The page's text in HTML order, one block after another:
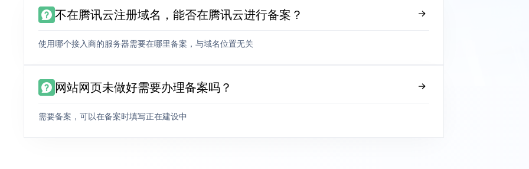
不在腾讯云注册域名，能否在腾讯云进行备案？
使用哪个接入商的服务器需要在哪里备案，与域名位置无关
网站网页未做好需要办理备案吗？
需要备案，可以在备案时填写正在建设中